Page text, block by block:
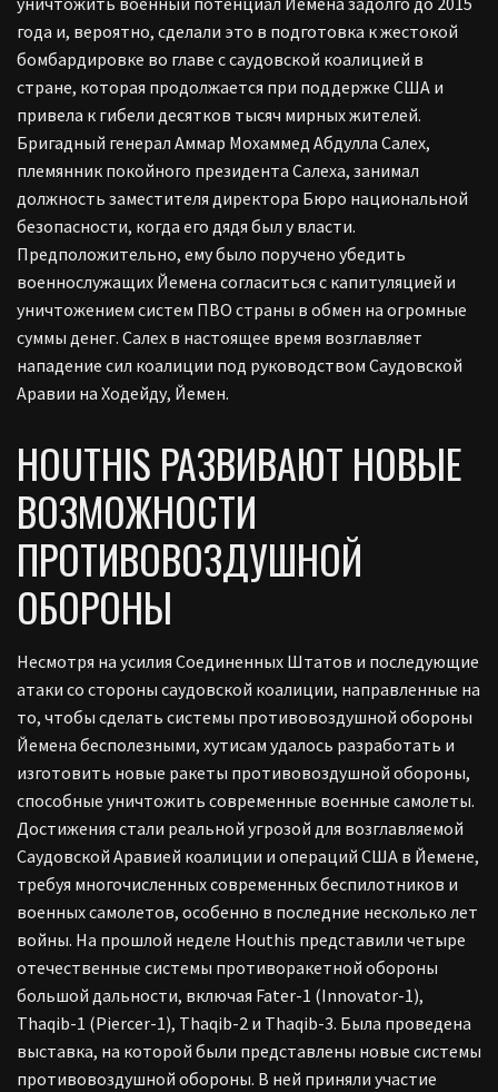
года и, вероятно, сделали это в подготовка к жестокой
бомбардировке во главе с саудовской коалицией в
стране, которая продолжается при поддержке США и
привела к гибели десятков тысяч мирных жителей.
Бригадный генерал Аммар Мохаммед Абдулла Салех,
племянник покойного президента Салеха, занимал
должность заместителя директора Бюро национальной
безопасности, когда его дядя был у власти.
Предположительно, ему было поручено убедить
военнослужащих Йемена согласиться с капитуляцией и
уничтожением систем ПВО страны в обмен на огромные
суммы денег. Салех в настоящее время возглавляет
нападение сил коалиции под руководством Саудовской
Аравии на Ходейду, Йемен.
HOUTHIS РАЗВИВАЮТ НОВЫЕ
ВОЗМОЖНОСТИ
ПРОТИВОВОЗДУШНОЙ
ОБОРОНЫ
Несмотря на усилия Соединенных Штатов и последующие
атаки со стороны саудовской коалиции, направленные на
то, чтобы сделать системы противовоздушной обороны
Йемена бесполезными, хутисам удалось разработать и
изготовить новые ракеты противовоздушной обороны,
способные уничтожить современные военные самолеты.
Достижения стали реальной угрозой для возглавляемой
Саудовской Аравией коалиции и операций США в Йемене,
требуя многочисленных современных беспилотников и
военных самолетов, особенно в последние несколько лет
войны. На прошлой неделе Houthis представили четыре
отечественные системы противоракетной обороны
большой дальности, включая Fater-1 (Innovator-1),
Thaqib-1 (Piercer-1), Thaqib-2 и Thaqib-3. Была проведена
выставка, на которой были представлены новые системы
противовоздушной обороны. В ней приняли участие